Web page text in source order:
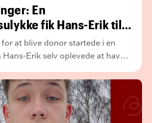
En
fik Hans-Erik til
at blive donor startede i en
Hans-Erik selv oplevede at have
hele 200 donationer – og er
blod- og plasmadonor.